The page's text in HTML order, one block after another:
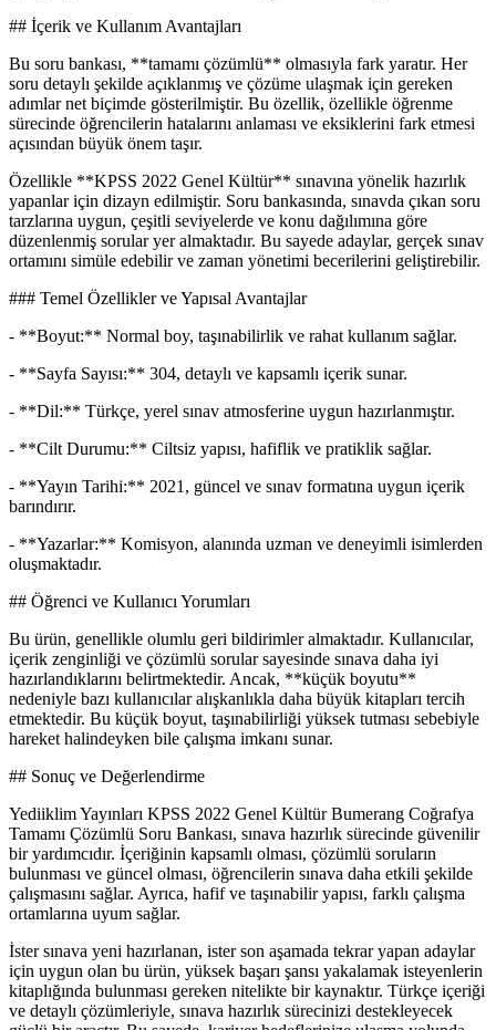
## İçerik ve Kullanım Avantajları
Bu soru bankası, **tamamı çözümlü** olmasıyla fark yaratır. Her
soru detaylı şekilde açıklanmış ve çözüme ulaşmak için gereken
adımlar net biçimde gösterilmiştir. Bu özellik, özellikle öğrenme
sürecinde öğrencilerin hatalarını anlaması ve eksiklerini fark etmesi
açısından büyük önem taşır.
Özellikle **KPSS 2022 Genel Kültür** sınavına yönelik hazırlık
yapanlar için dizayn edilmiştir. Soru bankasında, sınavda çıkan soru
tarzlarına uygun, çeşitli seviyelerde ve konu dağılımına göre
düzenlenmiş sorular yer almaktadır. Bu sayede adaylar, gerçek sınav
ortamını simüle edebilir ve zaman yönetimi becerilerini geliştirebilir.
### Temel Özellikler ve Yapısal Avantajlar
- **Boyut:** Normal boy, taşınabilirlik ve rahat kullanım sağlar.
- **Sayfa Sayısı:** 304, detaylı ve kapsamlı içerik sunar.
- **Dil:** Türkçe, yerel sınav atmosferine uygun hazırlanmıştır.
- **Cilt Durumu:** Ciltsiz yapısı, hafiflik ve pratiklik sağlar.
- **Yayın Tarihi:** 2021, güncel ve sınav formatına uygun içerik
barındırır.
- **Yazarlar:** Komisyon, alanında uzman ve deneyimli isimlerden
oluşmaktadır.
## Öğrenci ve Kullanıcı Yorumları
Bu ürün, genellikle olumlu geri bildirimler almaktadır. Kullanıcılar,
içerik zenginliği ve çözümlü sorular sayesinde sınava daha iyi
hazırlandıklarını belirtmektedir. Ancak, **küçük boyutu**
nedeniyle bazı kullanıcılar alışkanlıkla daha büyük kitapları tercih
etmektedir. Bu küçük boyut, taşınabilirliği yüksek tutması sebebiyle
hareket halindeyken bile çalışma imkanı sunar.
## Sonuç ve Değerlendirme
Yediiklim Yayınları KPSS 2022 Genel Kültür Bumerang Coğrafya
Tamamı Çözümlü Soru Bankası, sınava hazırlık sürecinde güvenilir
bir yardımcıdır. İçeriğinin kapsamlı olması, çözümlü soruların
bulunması ve güncel olması, öğrencilerin sınava daha etkili şekilde
çalışmasını sağlar. Ayrıca, hafif ve taşınabilir yapısı, farklı çalışma
ortamlarına uyum sağlar.
İster sınava yeni hazırlanan, ister son aşamada tekrar yapan adaylar
için uygun olan bu ürün, yüksek başarı şansı yakalamak isteyenlerin
kitaplığında bulunması gereken nitelikte bir kaynaktır. Türkçe içeriği
ve detaylı çözümleriyle, sınava hazırlık sürecinizi destekleyecek